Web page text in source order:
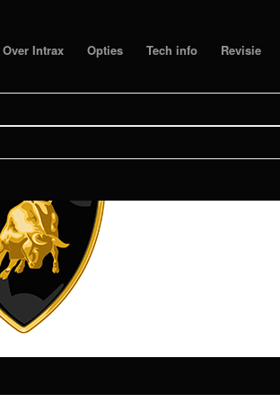
Over Intrax Opties Tech info Revisie